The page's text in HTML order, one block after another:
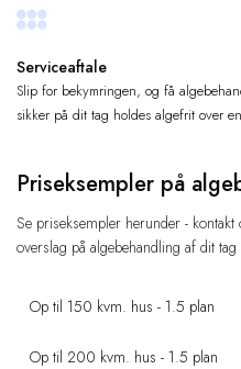
Serviceaftale
Slip for bekymringen, og få
sikker på dit tag holdes algefrit over
Priseksempler på
Se priseksempler herunder -
overslag på algebehandling af dit tag
Op til 150 kvm. hus - 1.5 plan
Op til 200 kvm. hus - 1.5 plan